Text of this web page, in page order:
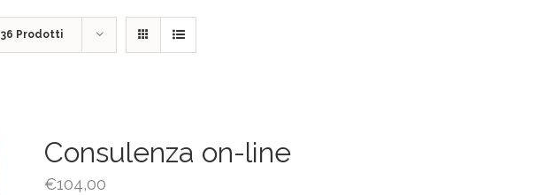
36 Prodotti
Consulenza on-line
€104,00